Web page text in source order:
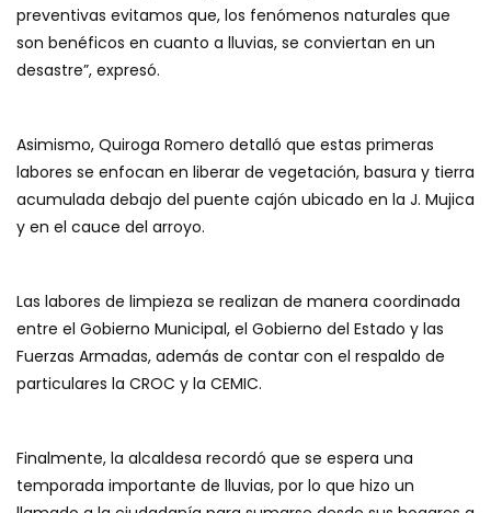
preventivas evitamos que, los fenómenos naturales que
son benéficos en cuanto a lluvias, se conviertan en un
desastre”, expresó.
Asimismo, Quiroga Romero detalló que estas primeras
labores se enfocan en liberar de vegetación, basura y tierra
acumulada debajo del puente cajón ubicado en la J. Mujica
y en el cauce del arroyo.
Las labores de limpieza se realizan de manera coordinada
entre el Gobierno Municipal, el Gobierno del Estado y las
Fuerzas Armadas, además de contar con el respaldo de
particulares la CROC y la CEMIC.
Finalmente, la alcaldesa recordó que se espera una
temporada importante de lluvias, por lo que hizo un